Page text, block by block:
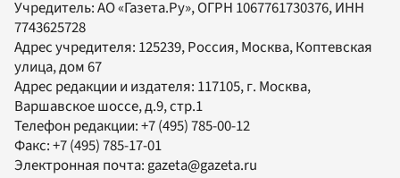
Учредитель:АО «Газета.Ру», ОГРН 1067761730376, ИНН
7743625728
Адрес учредителя: 125239, Россия, Москва, Коптевская
улица, дом 67
Адрес редакции и издателя: 117105, г. Москва,
Варшавское шоссе, д.9, стр.1
Телефон редакции:+7 (495) 785-00-12
Факс:+7 (495) 785-17-01
Электронная почта:gazeta@gazeta.ru